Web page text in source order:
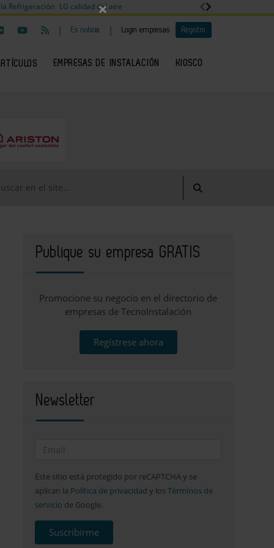
Refrigeración LG calidad del aire
| Es noticia | Login empresas Registro
EMPRESAS DE INSTALACIÓN KIOSCO
Publique su empresa GRATIS
Promocione su negocio en el directorio de
empresas de TecnoInstalación
Regístrese ahora
Newsletter
Este sitio está protegido por reCAPTCHA y se
aplican la Política de privacidad y losTérminos de
servicio de Google.
Suscribirme
×